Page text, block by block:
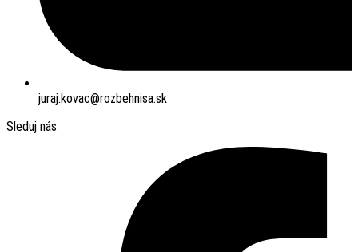
juraj.kovac@rozbehnisa.sk
Sleduj nás